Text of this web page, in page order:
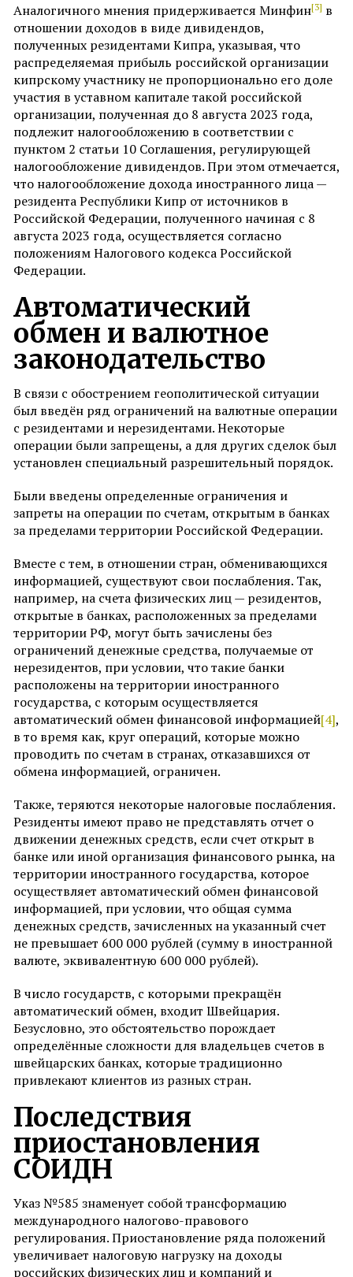
Аналогичного мнения придерживается Минфин[3] в
отношении доходов в виде дивидендов,
полученных резидентами Кипра, указывая, что
распределяемая прибыль российской организации
кипрскому участнику не пропорционально его доле
участия в уставном капитале такой российской
организации, полученная до 8 августа 2023 года,
подлежит налогообложению в соответствии с
пунктом 2 статьи 10 Соглашения, регулирующей
налогообложение дивидендов. При этом отмечается,
что налогообложение дохода иностранного лица —
резидента Республики Кипр от источников в
Российской Федерации, полученного начиная с 8
августа 2023 года, осуществляется согласно
положениям Налогового кодекса Российской
Федерации.
Автоматический
обмен и валютное
законодательство
В связи с обострением геополитической ситуации
был введён ряд ограничений на валютные операции
с резидентами и нерезидентами. Некоторые
операции были запрещены, а для других сделок был
установлен специальный разрешительный порядок.
Были введены определенные ограничения и
запреты на операции по счетам, открытым в банках
за пределами территории Российской Федерации.
Вместе с тем, в отношении стран, обменивающихся
информацией, существуют свои послабления. Так,
например, на счета физических лиц — резидентов,
открытые в банках, расположенных за пределами
территории РФ, могут быть зачислены без
ограничений денежные средства, получаемые от
нерезидентов, при условии, что такие банки
расположены на территории иностранного
государства, с которым осуществляется
автоматический обмен финансовой информацией[4],
в то время как, круг операций, которые можно
проводить по счетам в странах, отказавшихся от
обмена информацией, ограничен.
Также, теряются некоторые налоговые послабления.
Резиденты имеют право не представлять отчет о
движении денежных средств, если счет открыт в
банке или иной организация финансового рынка, на
территории иностранного государства, которое
осуществляет автоматический обмен финансовой
информацией, при условии, что общая сумма
денежных средств, зачисленных на указанный счет
не превышает 600 000 рублей (сумму в иностранной
валюте, эквивалентную 600 000 рублей).
В число государств, с которыми прекращён
автоматический обмен, входит Швейцария.
Безусловно, это обстоятельство порождает
определённые сложности для владельцев счетов в
швейцарских банках, которые традиционно
привлекают клиентов из разных стран.
Последствия
приостановления
СОИДН
Указ №585 знаменует собой трансформацию
международного налогово-правового
регулирования. Приостановление ряда положений
увеличивает налоговую нагрузку на доходы
российских физических лиц и компаний и